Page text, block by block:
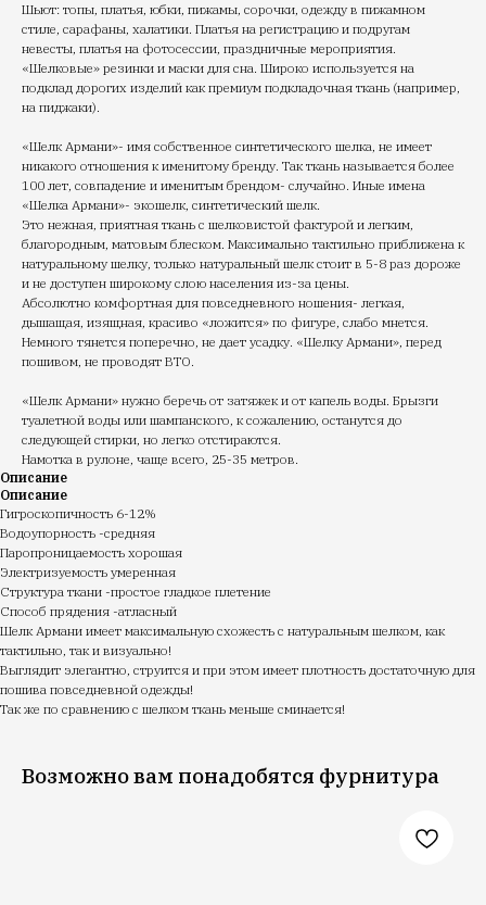
Шьют: топы, платья, юбки, пижамы, сорочки, одежду в пижамном
стиле, сарафаны, халатики. Платья на регистрацию и подругам
невесты, платья на фотосессии, праздничные мероприятия.
«Шелковые» резинки и маски для сна. Широко используется на
подклад дорогих изделий как премиум подкладочная ткань (например,
на пиджаки).
«Шелк Армани»- имя собственное синтетического шелка, не имеет
никакого отношения к именитому бренду. Так ткань называется более
100 лет, совпадение и именитым брендом- случайно. Иные имена
«Шелка Армани»- экошелк, синтетический шелк.
Это нежная, приятная ткань с шелковистой фактурой и легким,
благородным, матовым блеском. Максимально тактильно приближена к
натуральному шелку, только натуральный шелк стоит в 5-8 раз дороже
и не доступен широкому слою населения из-за цены.
Абсолютно комфортная для повседневного ношения- легкая,
дышащая, изящная, красиво «ложится» по фигуре, слабо мнется.
Немного тянется поперечно, не дает усадку. «Шелку Армани», перед
пошивом, не проводят ВТО.
«Шелк Армани» нужно беречь от затяжек и от капель воды. Брызги
туалетной воды или шампанского, к сожалению, останутся до
следующей стирки, но легко отстираются.
Намотка в рулоне, чаще всего, 25-35 метров.
Описание
Описание
Гигроскопичность 6-12%
Водоупорность -средняя
Паропроницаемость хорошая
Электризуемость умеренная
Структура ткани -простое гладкое плетение
Способ прядения -атласный
Шелк Армани имеет максимальную схожесть с натуральным шелком, как
тактильно, так и визуально!
Выглядит элегантно, струится и при этом имеет плотность достаточную для
пошива повседневной одежды!
Так же по сравнению с шелком ткань меньше сминается!
Возможно вам понадобятся фурнитура